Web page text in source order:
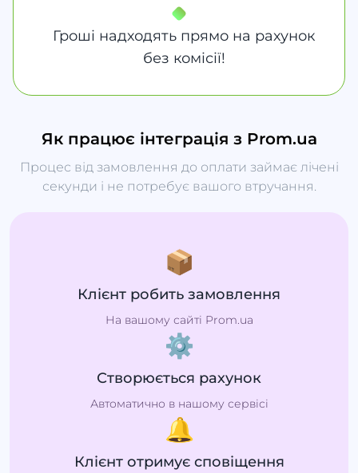
Гроші надходять прямо на рахунок
без комісії!
Як працює інтеграція з Prom.ua
Процес від замовлення до оплати займає лічені
секунди і не потребує вашого втручання.
📦
Клієнт робить замовлення
На вашому сайті Prom.ua
⚙️
Створюється рахунок
Автоматично в нашому сервісі
🔔
Клієнт отримує сповіщення